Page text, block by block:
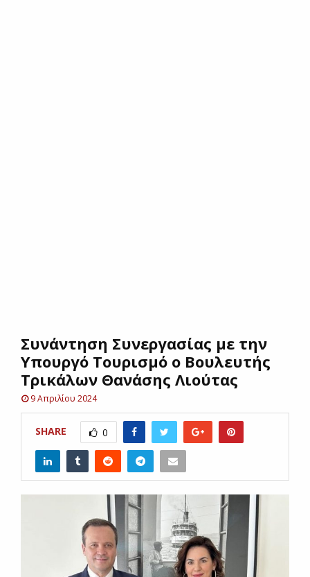
UΣυνάντηση Συνεργασίας με την
Υπουργό Τουρισμό ο Βουλευτής
Τρικάλων Θανάσης Λιούτας
9 Απριλίου 2024
SHARE 0